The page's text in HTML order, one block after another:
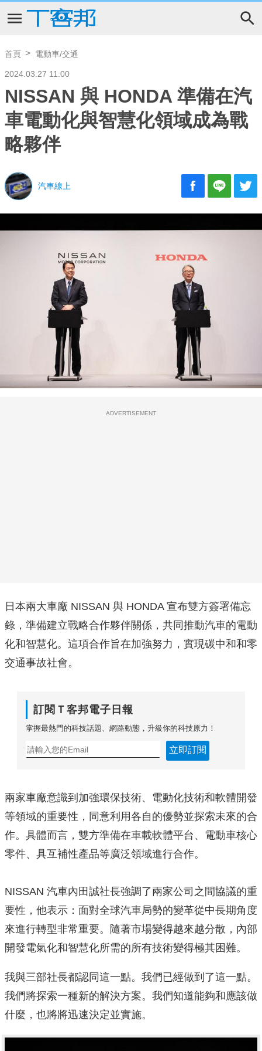
首頁 電動車/交通
2024.03.27 11:00
NISSAN 與 HONDA 準備在汽
車電動化與智慧化領域成為戰
略夥伴
汽車線上
ADVERTISEMENT
日本兩大車廠 NISSAN 與 HONDA 宣布雙方簽署備忘
錄，準備建立戰略合作夥伴關係，共同推動汽車的電動
化和智慧化。這項合作旨在加強努力，實現碳中和和零
交通事故社會。
訂閱Ｔ客邦電子日報
掌握最熱門的科技話題、網路動態，升級你的科技原力！
立即訂閱
兩家車廠意識到加強環保技術、電動化技術和軟體開發
等領域的重要性，同意利用各自的優勢並探索未來的合
作。具體而言，雙方準備在車載軟體平台、電動車核心
零件、具互補性產品等廣泛領域進行合作。
NISSAN 汽車內田誠社長強調了兩家公司之間協議的重
要性，他表示：面對全球汽車局勢的變革從中長期角度
來進行轉型非常重要。隨著市場變得越來越分散，內部
開發電氣化和智慧化所需的所有技術變得極其困難。
我與三部社長都認同這一點。我們已經做到了這一點。
我們將探索一種新的解決方案。我們知道能夠和應該做
什麼，也將將迅速決定並實施。